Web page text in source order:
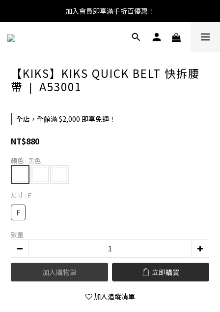
加入會員即享滿千折百優惠！
【KIKS】KIKS QUICK BELT 快拆腰
帶 ❘ A53001
全店，全館滿 $2,000 即享免運！
NT$880
顏色 : 黑色
尺寸 : F
F
數量
加入購物車 立即購買
加入追蹤清單